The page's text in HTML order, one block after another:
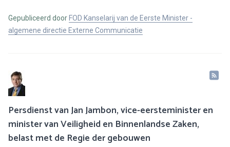
Gepubliceerd door FOD Kanselarij van de Eerste Minister -
algemene directie Externe Communicatie
Persdienst van Jan Jambon, vice-eersteminister en
minister van Veiligheid en Binnenlandse Zaken,
belast met de Regie der gebouwen